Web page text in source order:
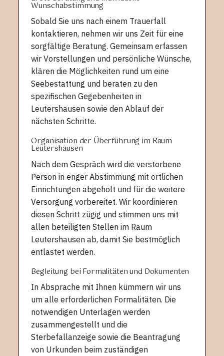
Wunschabstimmung
Sobald Sie uns nach einem Trauerfall
kontaktieren, nehmen wir uns Zeit für eine
sorgfältige Beratung. Gemeinsam erfassen
wir Vorstellungen und persönliche Wünsche,
klären die Möglichkeiten rund um eine
Seebestattung und beraten zu den
spezifischen Gegebenheiten in
Leutershausen sowie den Ablauf der
nächsten Schritte.
Organisation der Überführung im Raum
Leutershausen
Nach dem Gespräch wird die verstorbene
Person in enger Abstimmung mit örtlichen
Einrichtungen abgeholt und für die weitere
Versorgung vorbereitet. Wir koordinieren
diesen Schritt zügig und stimmen uns mit
allen beteiligten Stellen im Raum
Leutershausen ab, damit Sie bestmöglich
entlastet werden.
Begleitung bei Formalitäten und Dokumenten
In Absprache mit Ihnen kümmern wir uns
um alle erforderlichen Formalitäten. Die
notwendigen Unterlagen werden
zusammengestellt und die
Sterbefallanzeige sowie die Beantragung
von Urkunden beim zuständigen